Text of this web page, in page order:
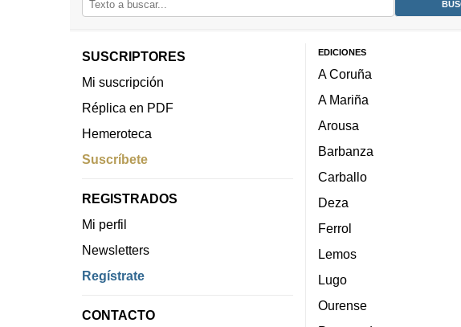
SUSCRIPTORES
Mi suscripción
Réplica en PDF
Hemeroteca
Suscríbete
REGISTRADOS
Mi perfil
Newsletters
Regístrate
CONTACTO
EDICIONES
A Coruña
A Mariña
Arousa
Barbanza
Carballo
Deza
Ferrol
Lemos
Lugo
Ourense